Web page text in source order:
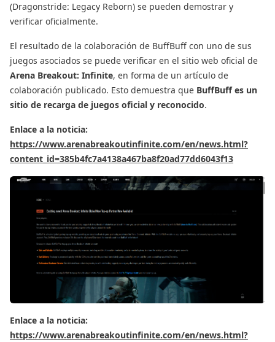
(Dragonstride: Legacy Reborn) se pueden demostrar y
verificar oficialmente.
El resultado de la colaboración de BuffBuff con uno de sus
juegos asociados se puede verificar en el sitio web oficial de
Arena Breakout: Infinite, en forma de un artículo de
colaboración publicado. Esto demuestra que BuffBuff es un
sitio de recarga de juegos oficial y reconocido.
Enlace a la noticia:
https://www.arenabreakoutinfinite.com/en/news.html?
content_id=385b4fc7a4138a467ba8f20ad77dd6043f13
Enlace a la noticia:
https://www.arenabreakoutinfinite.com/en/news.html?